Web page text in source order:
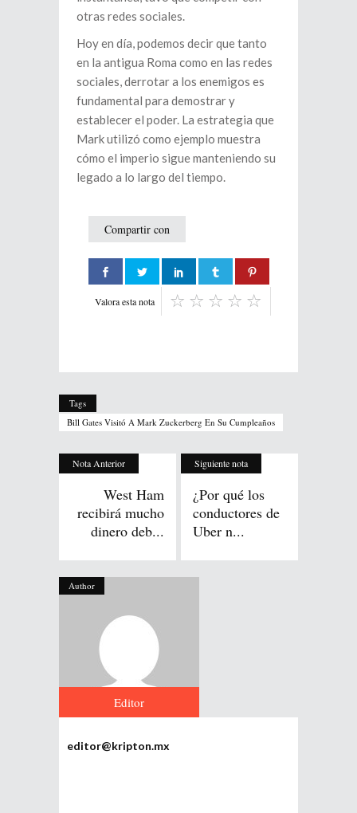
otras redes sociales.
Hoy en día, podemos decir que tanto
en la antigua Roma como en las redes
sociales, derrotar a los enemigos es
fundamental para demostrar y
establecer el poder. La estrategia que
Mark utilizó como ejemplo muestra
cómo el imperio sigue manteniendo su
legado a lo largo del tiempo.
Compartir con
Valora esta nota
Tags
Bill Gates Visitó A Mark Zuckerberg En Su Cumpleaños
Nota Anterior
West Ham
recibirá mucho
dinero deb...
Siguiente nota
¿Por qué los
conductores de
Uber n...
Author
Editor
editor@kripton.mx